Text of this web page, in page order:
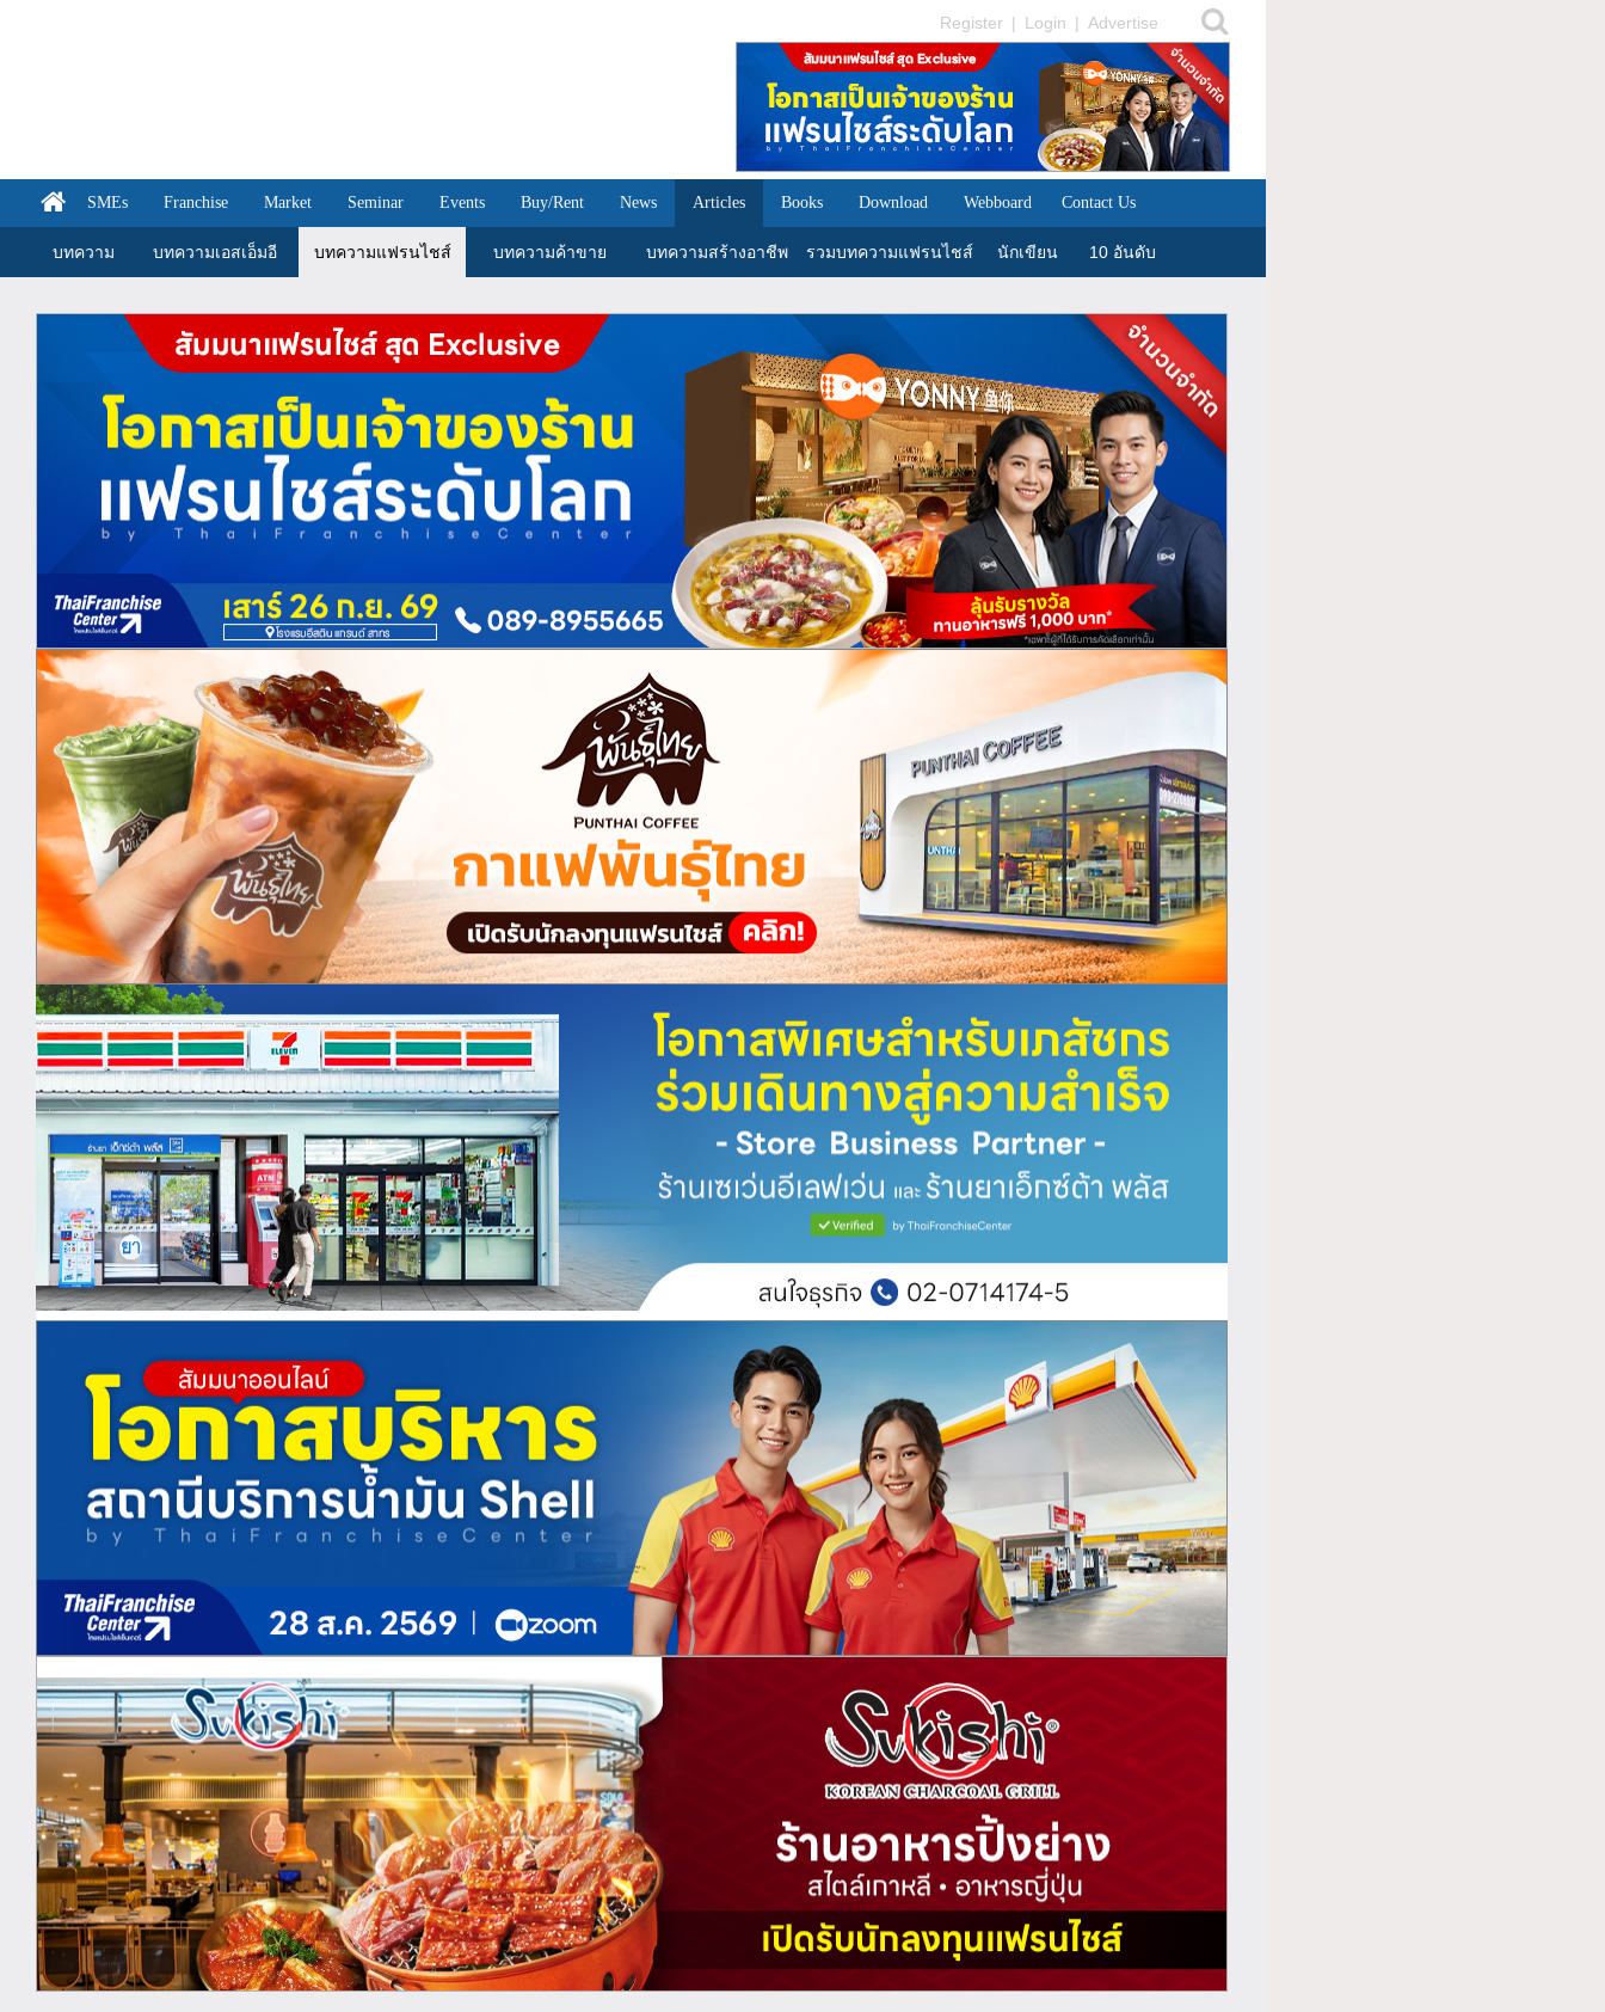
Register | Login | Advertise
SMEs Franchise Market Seminar Events Buy/Rent News Articles Books Download Webboard Contact Us
บทความ บทความเอสเอ็มอี บทความแฟรนไชส์ บทความค้าขาย บทความสร้างอาชีพ รวมบทความแฟรนไชส์ นักเขียน 10 อันดับ